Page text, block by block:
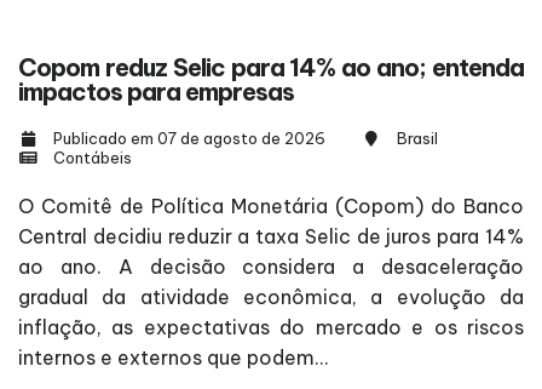
Copom reduz Selic para 14% ao ano; entenda
impactos para empresas
Publicado em 07 de agosto de 2026
Brasil
Contábeis
O Comitê de Política Monetária (Copom) do Banco
Central decidiu reduzir a taxa Selic de juros para 14%
ao ano. A decisão considera a desaceleração
gradual da atividade econômica, a evolução da
inflação, as expectativas do mercado e os riscos
internos e externos que podem...